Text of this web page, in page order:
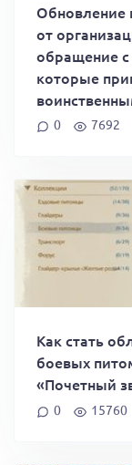
Обновление
от
обращение
которые
0 7692
Как стать
боевых
«Почетный
0 15760